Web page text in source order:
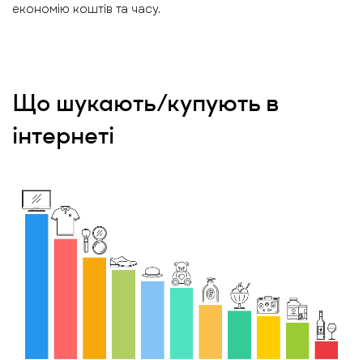
економію коштів та часу.
Що шукають/купують в
інтернеті